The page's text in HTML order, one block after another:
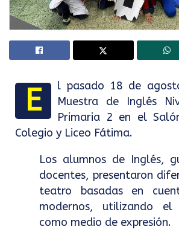
E
l pasado 18 de
Muestra de Inglés
Primaria 2 en el
Colegio y Liceo Fátima.
Los alumnos de Inglés,
docentes, presentaron
teatro basadas en
modernos, utilizando el
como medio de expresión.